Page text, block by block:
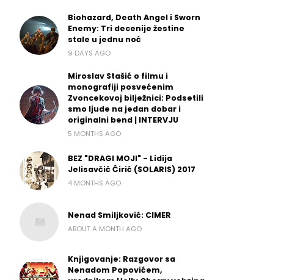
Biohazard, Death Angel i Sworn
Enemy: Tri decenije žestine
stale u jednu noć
9 DAYS AGO
Miroslav Stašić o filmu i
monografiji posvećenim
Zvoncekovoj bilježnici: Podsetili
smo ljude na jedan dobar i
originalni bend | INTERVJU
5 MONTHS AGO
BEZ "DRAGI MOJI" - Lidija
Jelisavčić Ćirić (SOLARIS) 2017
4 MONTHS AGO
Nenad Smiljković: CIMER
ABOUT A MONTH AGO
Knjigovanje: Razgovor sa
Nenadom Popovićem,